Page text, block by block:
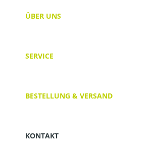
ÜBER UNS
SERVICE
BESTELLUNG & VERSAND
KONTAKT